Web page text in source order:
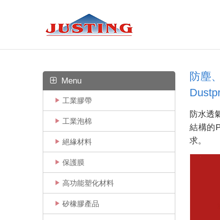
Menu
工業膠帶
工業泡棉
絕緣材料
保護膜
高功能塑化材料
矽橡膠產品
防塵
防水透
結構的
求。